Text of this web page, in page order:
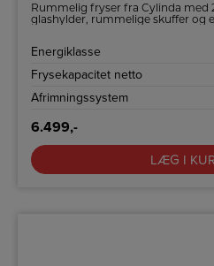
Rummelig fryser fra Cylinda
glashylder, rummelige skuffer og
Energiklasse
Frysekapacitet netto
Afrimningssystem
6.499,-
LÆG I